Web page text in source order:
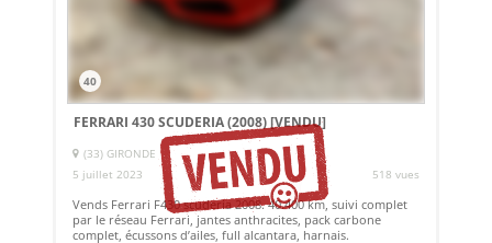
40
FERRARI 430 SCUDERIA (2008)[VENDU]
(33) GIRONDE
5 juillet 2023
518 vues
Vends Ferrari F430 scuderia 2008. 40.400 km, suivi complet
par le réseau Ferrari, jantes anthracites, pack carbone
complet, écussons d’ailes, full alcantara, harnais.